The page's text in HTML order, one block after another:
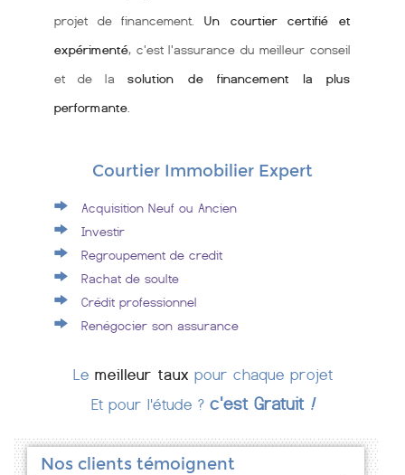
projet de financement. Un courtier certifié et
expérimenté, c'est l'assurance du meilleur conseil
et de lasolution de financement la plus
performante
Courtier Immobilier Expert
Acquisition Neuf ou Ancien
Investir
Regroupement de credit
Rachat de soulte
Crédit professionnel
Renégocier son assurance
Le meilleur taux pour chaque projet
Et pour l'étude ? c'est Gratuit !
Nos clients témoignent